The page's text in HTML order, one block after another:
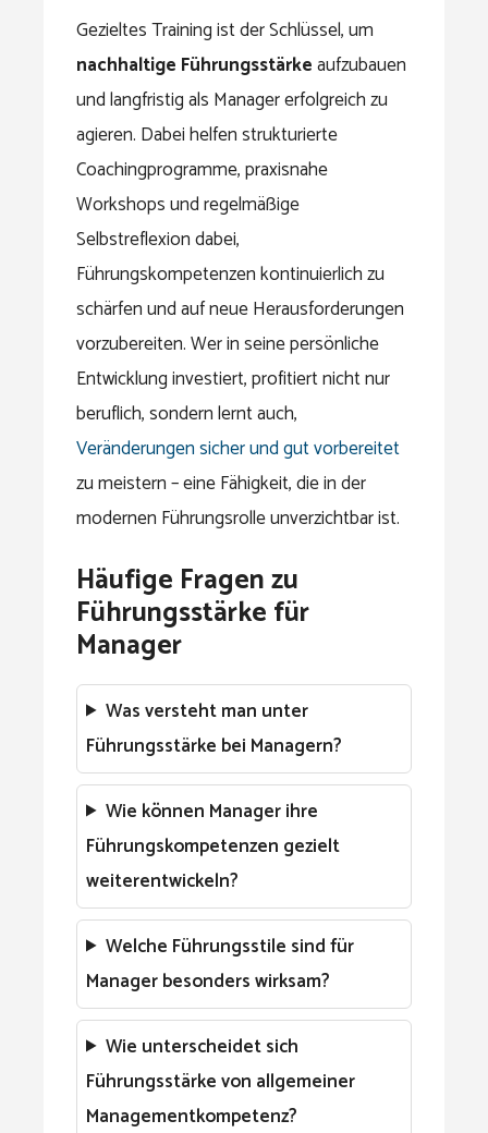
Gezieltes Training ist der Schlüssel, um
nachhaltige Führungsstärkeaufzubauen
und langfristig als Manager erfolgreich zu
agieren. Dabei helfen strukturierte
Coachingprogramme, praxisnahe
Workshops und regelmäßige
Selbstreflexion dabei,
Führungskompetenzen kontinuierlich zu
schärfen und auf neue Herausforderungen
vorzubereiten. Wer in seine persönliche
Entwicklung investiert, profitiert nicht nur
beruflich, sondern lernt auch,
Veränderungen sicher und gut vorbereitet
zu meistern – eine Fähigkeit, die in der
modernen Führungsrolle unverzichtbar ist.
Häufige Fragen zu
Führungsstärke für
Manager
Was versteht man unter
Führungsstärke bei Managern?
Wie können Manager ihre
Führungskompetenzen gezielt
weiterentwickeln?
Welche Führungsstile sind für
Manager besonders wirksam?
Wie unterscheidet sich
Führungsstärke von allgemeiner
Managementkompetenz?